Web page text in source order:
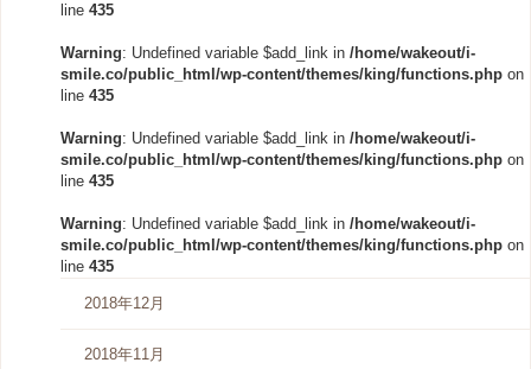
line 435
Warning: Undefined variable $add_link in /home/wakeout/i-
smile.co/public_html/wp-content/themes/king/functions.php on
line 435
Warning: Undefined variable $add_link in /home/wakeout/i-
smile.co/public_html/wp-content/themes/king/functions.php on
line 435
Warning: Undefined variable $add_link in /home/wakeout/i-
smile.co/public_html/wp-content/themes/king/functions.php on
line 435
2018年12月
2018年11月